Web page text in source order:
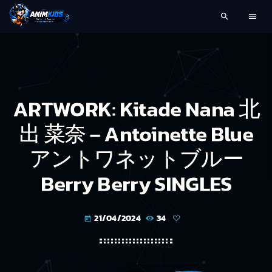
search menu
ARTWORK: Kitade Nana 北
出 菜奈 – Antoinette Blue
アントワネットブルー
Berry Berry SINGLES
today 21/04/2024 34